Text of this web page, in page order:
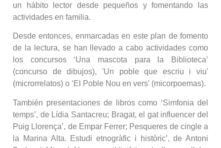
un hábito lector desde pequeños y fomentando las
actividades en familia.
Desde entonces, enmarcadas en este plan de fomento
de la lectura, se han llevado a cabo actividades como
los concursos ‘Una mascota para la Biblioteca’
(concurso de dibujos), 'Un poble que escriu i viu'
(microrrelatos) o ‘El Poble Nou en vers' (micorpoemas).
También presentaciones de libros como ‘Simfonia del
temps’, de Lídia Santacreu; Bragat, el gat influencer del
Puig Llorença’, de Empar Ferrer; Pesqueres de cingle a
la Marina Alta. Estudi etnogràfic i històric’, de Antoni